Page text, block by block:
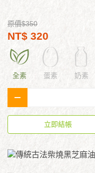
原價$350
NT$ 320
全素 蛋素 奶素
-
立即結帳